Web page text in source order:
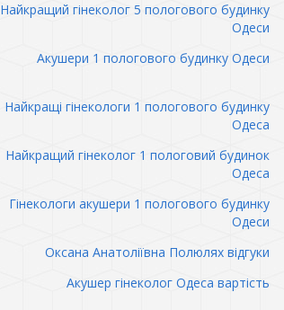
Найкращий гінеколог 5 пологового будинку
Одеси
Акушери 1 пологового будинку Одеси
Найкращі гінекологи 1 пологового будинку
Одеса
Найкращий гінеколог 1 пологовий будинок
Одеса
Гінекологи акушери 1 пологового будинку
Одеси
Оксана Анатоліївна Полюлях відгуки
Акушер гінеколог Одеса вартість